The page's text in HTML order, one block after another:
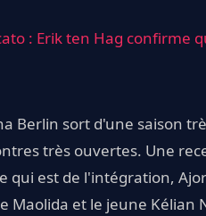
: Erik ten Hag confirme
Berlin sort d'une saison
très ouvertes. Une
qui est de l'intégration,
Maolida et le jeune Kélian